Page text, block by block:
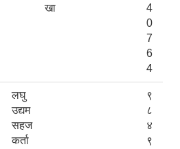
खा
4
0
7
6
4
लघु
उद्यम
सहज
कर्ता
९
८
४
९